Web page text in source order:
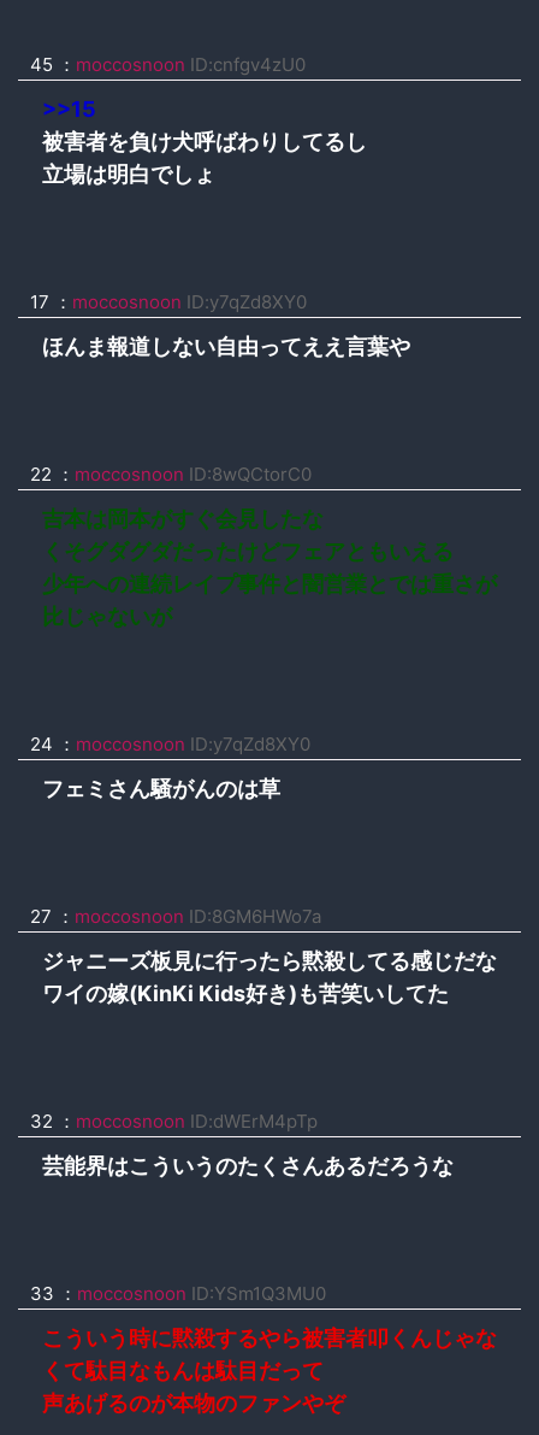
45 ： moccosnoon ID:cnfgv4zU0
>>15
被害者を負け犬呼ばわりしてるし
立場は明白でしょ
17 ： moccosnoon ID:y7qZd8XY0
ほんま報道しない自由ってええ言葉や
22 ： moccosnoon ID:8wQCtorC0
吉本は岡本がすぐ会見したな
くそグダグダだったけどフェアともいえる
少年への連続レイプ事件と闇営業とでは重さが
比じゃないが
24 ： moccosnoon ID:y7qZd8XY0
フェミさん騒がんのは草
27 ： moccosnoon ID:8GM6HWo7a
ジャニーズ板見に行ったら黙殺してる感じだな
ワイの嫁(KinKi Kids好き)も苦笑いしてた
32 ： moccosnoon ID:dWErM4pTp
芸能界はこういうのたくさんあるだろうな
33 ： moccosnoon ID:YSm1Q3MU0
こういう時に黙殺するやら被害者叩くんじゃな
くて駄目なもんは駄目だって
声あげるのが本物のファンやぞ